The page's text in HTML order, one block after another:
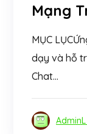
Mạng
MỤC
dạy và hỗ
Chat...